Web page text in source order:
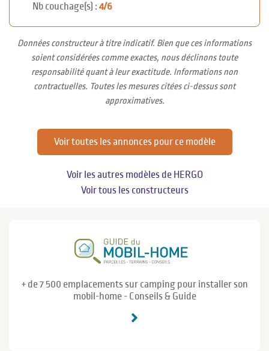
Nb couchage(s) : 4/6
Données constructeur à titre indicatif. Bien que ces informations
soient considérées comme exactes, nous déclinons toute
responsabilité quant à leur exactitude. Informations non
contractuelles. Toutes les mesures citées ci-dessus sont
approximatives.
Voir toutes les annonces pour ce modèle
Voir les autres modèles de HERGO
Voir tous les constructeurs
+ de 7 500 emplacements sur camping pour installer son
mobil-home - Conseils & Guide